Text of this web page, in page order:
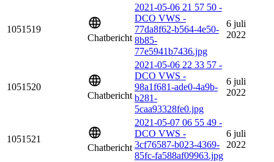
1051519
Chatbericht
2021-05-06 21 57 50 -
DCO VWS -
77da8f62-b564-4e50-
8b85-
77e5941b7436.jpg
6 juli
2022
1051520
Chatbericht
2021-05-06 22 33 57 -
DCO VWS -
98a1f681-ade0-4a9b-
b281-
5caa93328fe0.jpg
6 juli
2022
1051521
Chatbericht
2021-05-07 06 55 49 -
DCO VWS -
3cf76587-b023-4369-
85fc-fa588af09963.jpg
6 juli
2022